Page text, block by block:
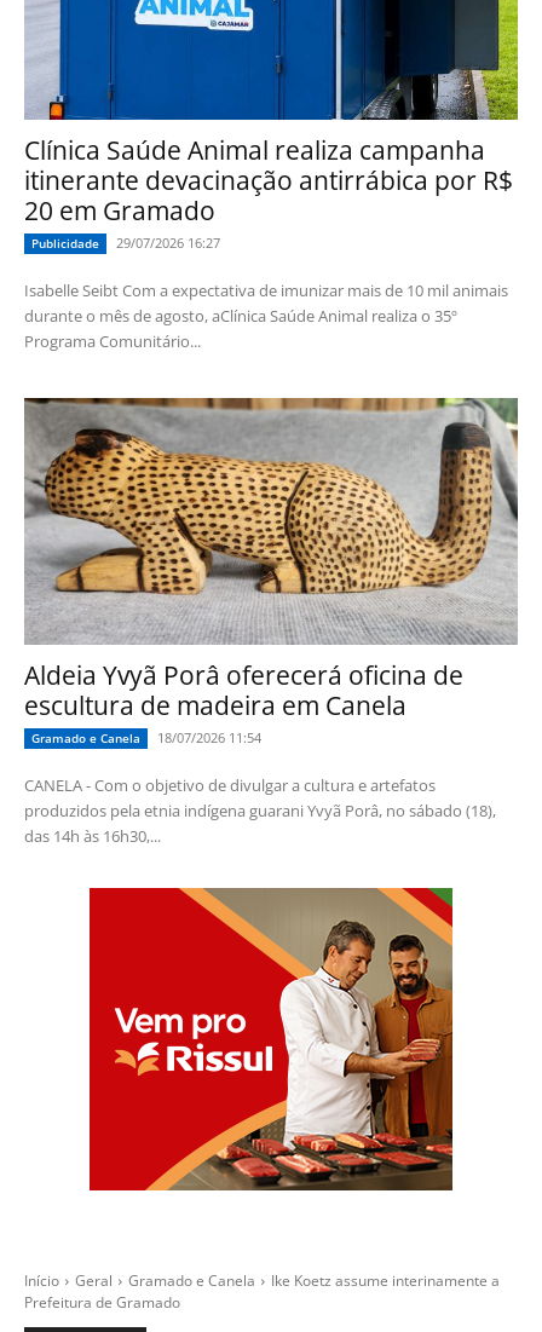
Clínica Saúde Animal realiza campanha
itinerante devacinação antirrábica por R$
20 em Gramado
Publicidade 29/07/2026 16:27
Isabelle Seibt Com a expectativa de imunizar mais de 10 mil animais
durante o mês de agosto, aClínica Saúde Animal realiza o 35º
Programa Comunitário...
Aldeia Yvyã Porâ oferecerá oficina de
escultura de madeira em Canela
Gramado e Canela 18/07/2026 11:54
CANELA - Com o objetivo de divulgar a cultura e artefatos
produzidos pela etnia indígena guarani Yvyã Porâ, no sábado (18),
das 14h às 16h30,...